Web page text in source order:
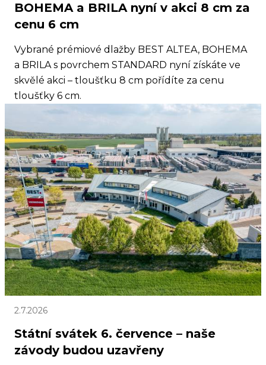
BOHEMA a BRILA nyní v akci 8 cm za
cenu 6 cm
Vybrané prémiové dlažby BEST ALTEA, BOHEMA
a BRILA s povrchem STANDARD nyní získáte ve
skvělé akci – tloušťku 8 cm pořídíte za cenu
tloušťky 6 cm.
2.7.2026
Státní svátek 6. července – naše
závody budou uzavřeny